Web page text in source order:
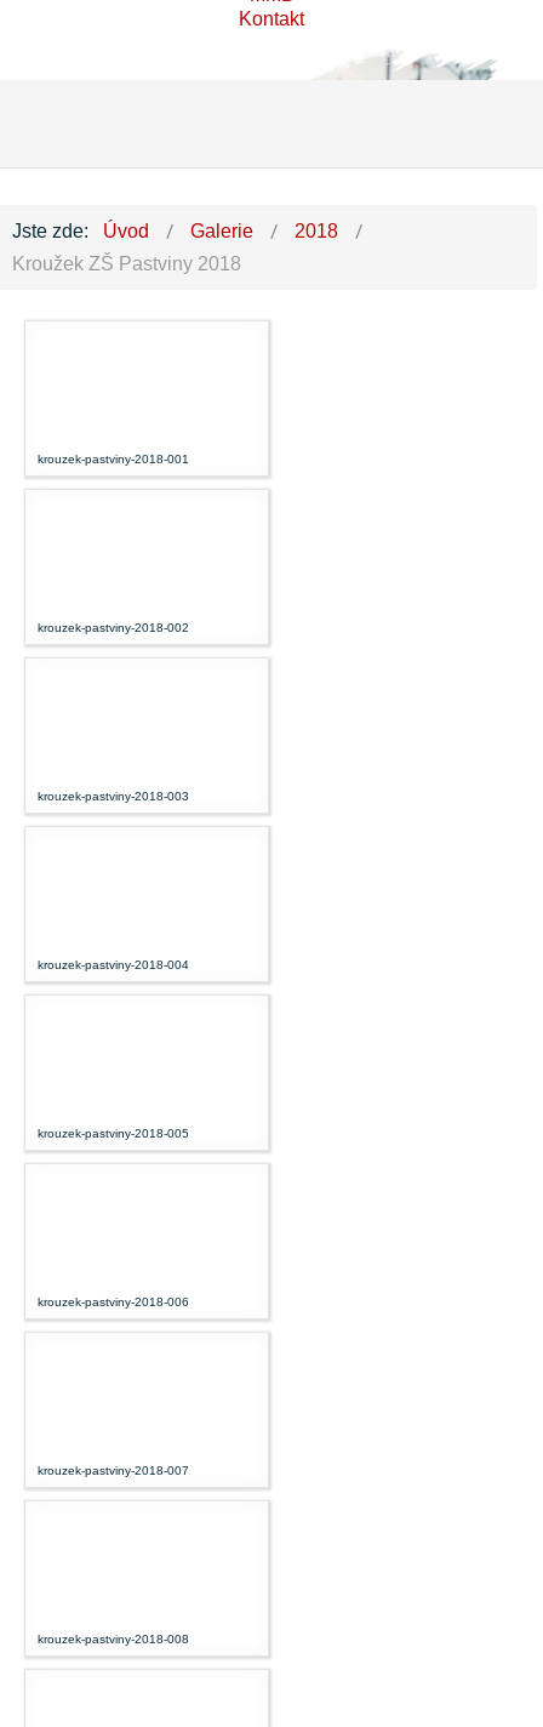
Kontakt
Jste zde: Úvod Galerie
2018
Kroužek ZŠ Pastviny 2018
krouzek-pastviny-2018-001
krouzek-pastviny-2018-002
krouzek-pastviny-2018-003
krouzek-pastviny-2018-004
krouzek-pastviny-2018-005
krouzek-pastviny-2018-006
krouzek-pastviny-2018-007
krouzek-pastviny-2018-008